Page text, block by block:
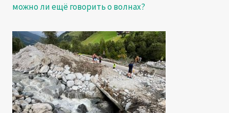
можно ли ещё говорить о волнах?